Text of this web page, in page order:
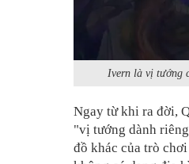
Ivern là vị tướng
Ngay từ khi ra đời,
"vị tướng dành
đồ khác của trò